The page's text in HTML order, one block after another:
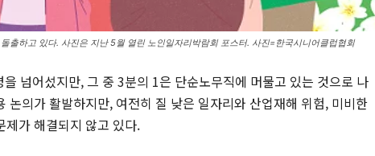
출하고 있다. 사진은 지난 5월 열린 노인일자리박람회 포스터. 사진=한국시니어클럽협회
넘어섰지만, 그 중 3분의 1은 단순노무직에 머물고 있는 것으로 나
논의가 활발하지만, 여전히 질 낮은 일자리와 산업재해 위험, 미비한
제가 해결되지 않고 있다.